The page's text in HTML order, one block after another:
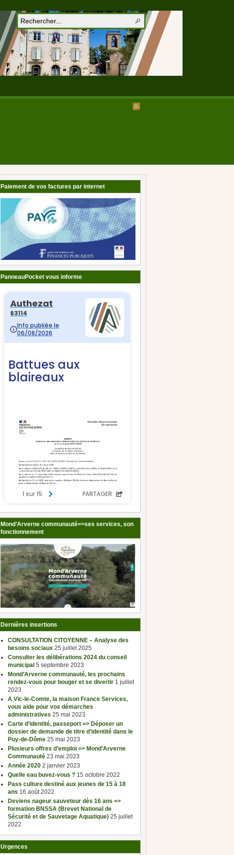
Paiement de vos factures par internet
PanneauPocket vous informe
Mond’Arverne communauté=>ses services, son
fonctionnement
Dernières insertions
CONSULTATION CITOYENNE – Analyse des
besoins sociaux 25 juillet 2025
Consulter les délibérations 2024 du conseil
municipal 5 septembre 2023
Mond’Arverne communauté, les prochains
rendez-vous pour bouger et se divertir 1 juillet
2023
A Vic-le-Comte, la maison France Services,
vous aide pour vos démarches
administratives 25 mai 2023
Carte d’identité, passeport => Déposer un
dossier de demande de titre d’identité dans le
Puy-de-Dôme 25 mai 2023
Plusieurs offres d’emploi => Mond’Arverne
Communauté 23 mai 2023
Année 2020 2 janvier 2023
Quelle eau buvez-vous ? 15 octobre 2022
Pass culture destiné aux jeunes de 15 à 18
ans 16 août 2022
Deviens nageur sauveteur dès 16 ans =>
formation BNSSA (Brevet National de
Sécurité et de Sauvetage Aquatique) 25 juillet
2022
Urgences